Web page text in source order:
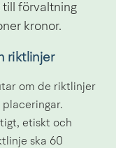
till förvaltning
kronor.
riktlinjer
om de riktlinjer
placeringar.
etiskt och
ska 60